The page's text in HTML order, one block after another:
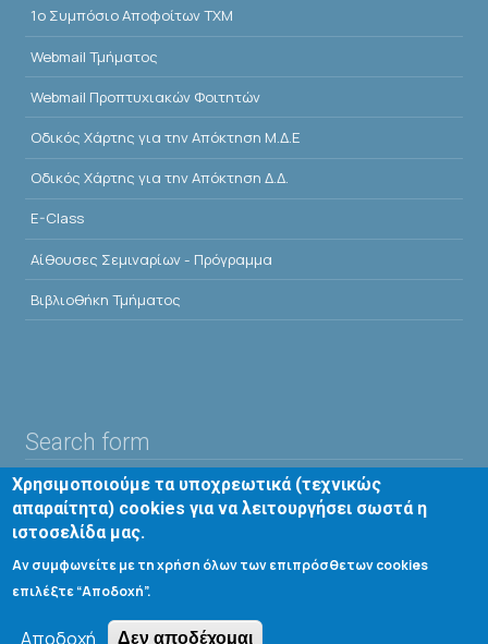
1o Συμπόσιο Αποφοίτων ΤΧΜ
Webmail Τμήματος
Webmail Προπτυχιακών Φοιτητών
Οδικός Χάρτης για την Απόκτηση Μ.Δ.Ε
Οδικός Χάρτης για την Απόκτηση Δ.Δ.
E-Class
Αίθουσες Σεμιναρίων - Πρόγραμμα
Βιβλιοθήκη Τμήματος
Search form
Αναζήτηση
Tools
Χρησιμοποιούμε τα υποχρεωτικά (τεχνικώς
απαραίτητα) cookies για να λειτουργήσει σωστά η
ιστοσελίδα μας.
Αν συμφωνείτε με τη χρήση όλων των επιπρόσθετων cookies
επιλέξτε “Αποδοχή”.
Αποδοχή Δεν αποδέχομαι